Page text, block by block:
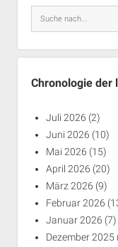
Chronologie der
Juli 2026 (2)
Juni 2026 (10)
Mai 2026 (15)
April 2026 (20)
März 2026 (9)
Februar 2026
Januar 2026 (7)
Dezember 2025